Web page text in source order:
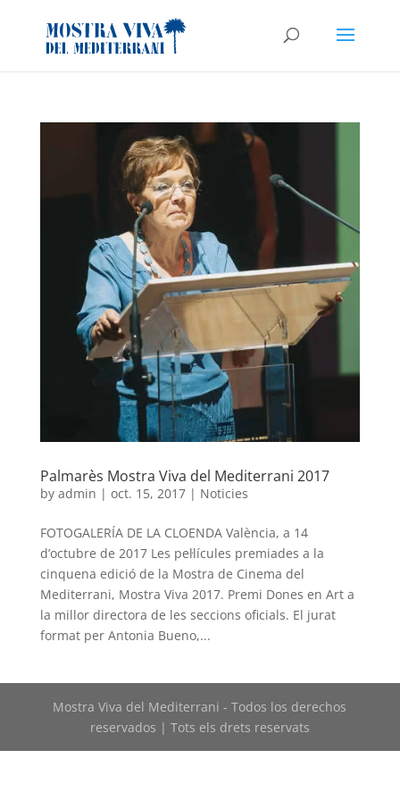
Palmarès Mostra Viva del Mediterrani 2017
by admin | oct. 15, 2017| Noticies
FOTOGALERÍA DE LA CLOENDA València, a 14
d’octubre de 2017 Les pel·lícules premiades a la
cinquena edició de la Mostra de Cinema del
Mediterrani, Mostra Viva 2017. Premi Dones en Art a
la millor directora de les seccions oficials. El jurat
format per Antonia Bueno,...
Mostra Viva del Mediterrani - Todos los derechos
reservados | Tots els drets reservats